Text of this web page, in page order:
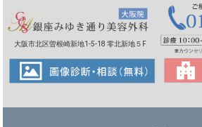
大阪市北区曽根崎新地1-5-18 零北新地５F